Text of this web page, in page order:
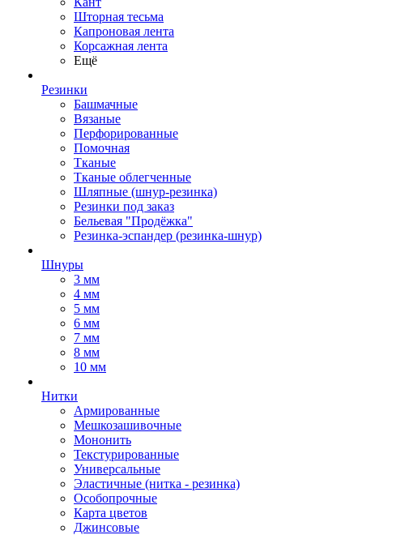
Шторная тесьма
Капроновая лента
Корсажная лента
Ещё
Резинки
Башмачные
Вязаные
Перфорированные
Помочная
Тканые
Тканые облегченные
Шляпные (шнур-резинка)
Резинки под заказ
Бельевая "Продёжка"
Резинка-эспандер (резинка-шнур)
Шнуры
3 мм
4 мм
5 мм
6 мм
7 мм
8 мм
10 мм
Нитки
Армированные
Мешкозашивочные
Мононить
Текстурированные
Универсальные
Эластичные (нитка - резинка)
Особопрочные
Карта цветов
Джинсовые